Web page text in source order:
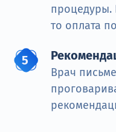
процедуры.
то оплата
Врач